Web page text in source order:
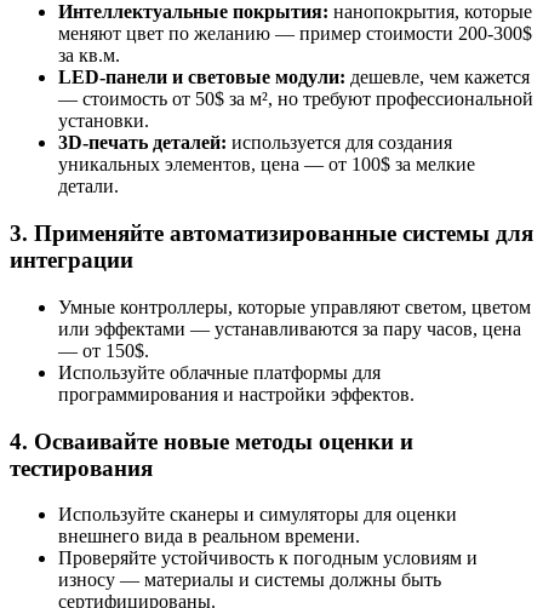
Интеллектуальные покрытия: нанопокрытия, которые
меняют цвет по желанию — пример стоимости 200-300$
за кв.м.
LED-панели и световые модули: дешевле, чем кажется
— стоимость от 50$ за м², но требуют профессиональной
установки.
3D-печать деталей: используется для создания
уникальных элементов, цена — от 100$ за мелкие
детали.
3. Применяйте автоматизированные системы для
интеграции
Умные контроллеры, которые управляют светом, цветом
или эффектами — устанавливаются за пару часов, цена
— от 150$.
Используйте облачные платформы для
программирования и настройки эффектов.
4. Осваивайте новые методы оценки и
тестирования
Используйте сканеры и симуляторы для оценки
внешнего вида в реальном времени.
Проверяйте устойчивость к погодным условиям и
износу — материалы и системы должны быть
сертифицированы.